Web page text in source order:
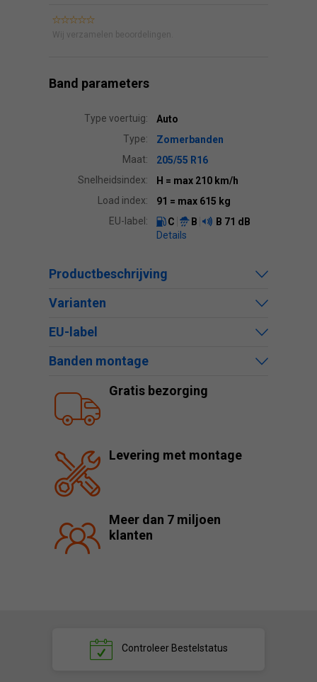
Wij verzamelen beoordelingen.
Band parameters
Type voertuig:
Auto
Type:
Zomerbanden
Maat:
205/55 R16
Snelheidsindex:
H = max 210 km/h
Load index:
91 = max 615 kg
EU-label:
C B B 71 dB
Details
Productbeschrijving
Varianten
EU-label
Banden montage
Gratis bezorging
Levering met montage
Meer dan 7 miljoen
klanten
ControleerBestelstatus